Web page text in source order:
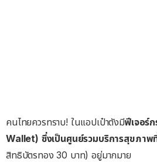
คนไทยควรทราบ! ในแอปเป๋าตังมีฟีเจอร์
Wallet) ซึ่งเป็นศูนย์รวมบริการสุขภาพ
สิทธิบัตรทอง 30 บาท) อยู่มากมาย